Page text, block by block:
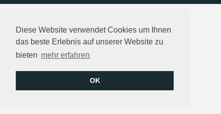
Diese Website verwendet Cookies um Ihnen
das beste Erlebnis auf unserer Website zu
bieten mehr erfahren
OK